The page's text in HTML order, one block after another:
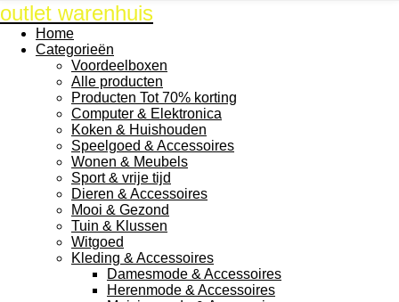
outlet warenhuis
Home
Categorieën
Voordeelboxen
Alle producten
Producten Tot 70% korting
Computer & Elektronica
Koken & Huishouden
Speelgoed & Accessoires
Wonen & Meubels
Sport & vrije tijd
Dieren & Accessoires
Mooi & Gezond
Tuin & Klussen
Witgoed
Kleding & Accessoires
Damesmode & Accessoires
Herenmode & Accessoires